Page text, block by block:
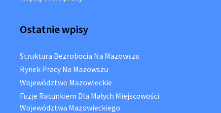
Ostatnie wpisy
Struktura Bezrobocia Na Mazowszu
Rynek Pracy Na Mazowszu
Województwo Mazowieckie
Fuzje Ratunkiem Dla Małych Miejscowości
Województwa Mazowieckiego